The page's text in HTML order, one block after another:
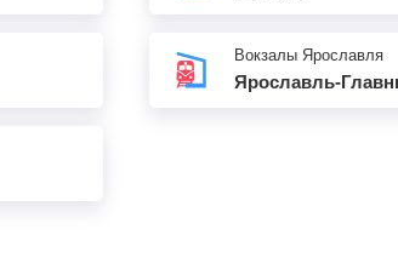
Вокзалы Ярославля
Ярославль-